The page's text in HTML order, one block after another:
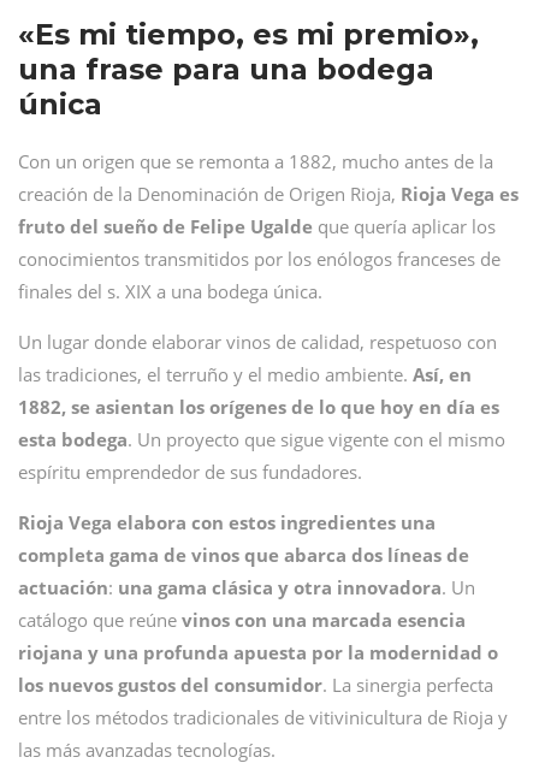
«Es mi tiempo, es mi premio»,
una frase para una bodega
única
Con un origen que se remonta a 1882, mucho antes de la
creación de la Denominación de Origen Rioja, Rioja Vega es
fruto del sueño de Felipe Ugalde que quería aplicar los
conocimientos transmitidos por los enólogos franceses de
finales del s. XIX a una bodega única.
Un lugar donde elaborar vinos de calidad, respetuoso con
las tradiciones, el terruño y el medio ambiente. Así, en
1882, se asientan los orígenes de lo que hoy en día es
esta bodega. Un proyecto que sigue vigente con el mismo
espíritu emprendedor de sus fundadores.
Rioja Vega elabora con estos ingredientes una
completa gama de vinos que abarca dos líneas de
actuación: una gama clásica y otra innovadora. Un
catálogo que reúne vinos con una marcada esencia
riojana y una profunda apuesta por la modernidad o
los nuevos gustos del consumidor. La sinergia perfecta
entre los métodos tradicionales de vitivinicultura de Rioja y
las más avanzadas tecnologías.